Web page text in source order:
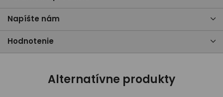
Napíšte nám
Hodnotenie
Alternatívne produkty